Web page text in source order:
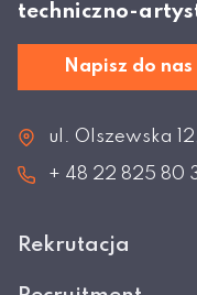
techniczno-
Napisz do nas
ul. Olszewska
+ 48 22 825 80
Rekrutacja